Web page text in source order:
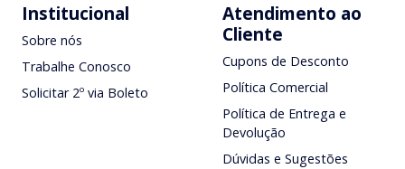
Institucional
Sobre nós
Trabalhe Conosco
Solicitar 2º via Boleto
Atendimento ao
Cliente
Cupons de Desconto
Política Comercial
Política de Entrega e
Devolução
Dúvidas e Sugestões